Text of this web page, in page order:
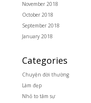
November 2018
October 2018
September 2018
January 2018
Categories
Chuyện đời thường
Làm đẹp
Nhỏ to tâm sự